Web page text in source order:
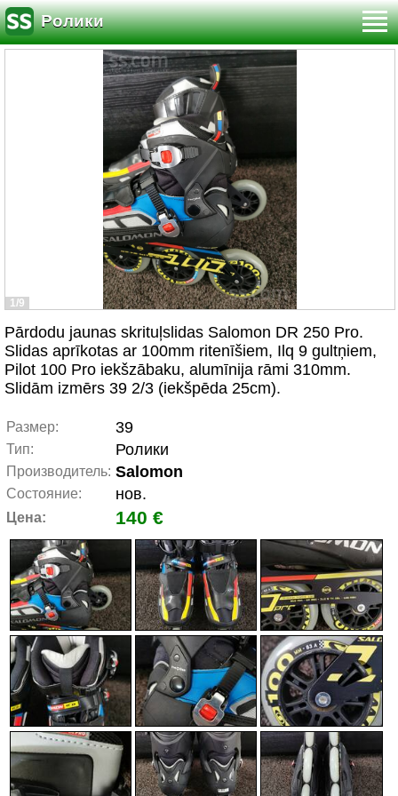
Ролики
1/9
Pārdodu jaunas skrituļslidas Salomon DR 250 Pro.
Slidas aprīkotas ar 100mm ritenīšiem, Ilq 9 gultņiem,
Pilot 100 Pro iekšzābaku, alumīnija rāmi 310mm.
Slidām izmērs 39 2/3 (iekšpēda 25cm).
Размер: 39
Тип: Ролики
Производитель: Salomon
Состояние: нов.
Цена: 140 €